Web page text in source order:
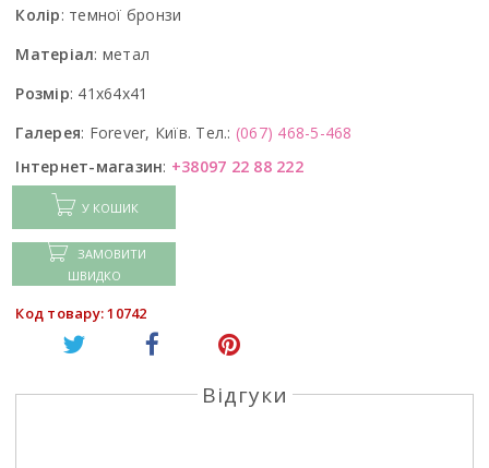
Колір: темної бронзи
Матеріал: метал
Розмір: 41x64x41
Галерея: Forever, Київ. Тел.: (067) 468-5-468
Інтернет-магазин: +38097 22 88 222
У КОШИК
ЗАМОВИТИ
ШВИДКО
Код товару: 10742
Відгуки